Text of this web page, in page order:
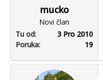
mucko
Novi član
Tu od
3 Pro 2010
Poruka
19